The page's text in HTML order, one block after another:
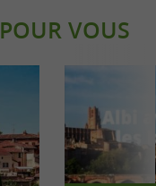
POUR VOUS